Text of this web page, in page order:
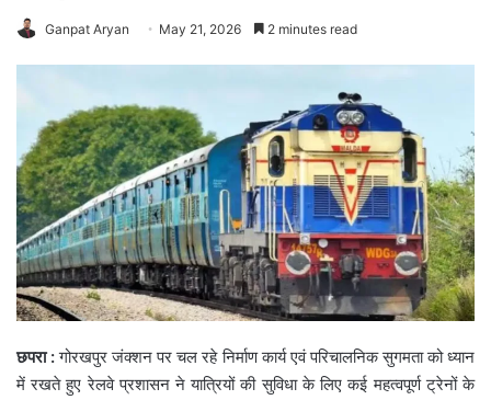
Ganpat Aryan May 21, 2026 2 minutes read
छपरा :गोरखपुर जंक्शन पर चल रहे निर्माण कार्य एवं परिचालनिक सुगमता को ध्यान
में रखते हुए रेलवे प्रशासन ने यात्रियों की सुविधा के लिए कई महत्वपूर्ण ट्रेनों के